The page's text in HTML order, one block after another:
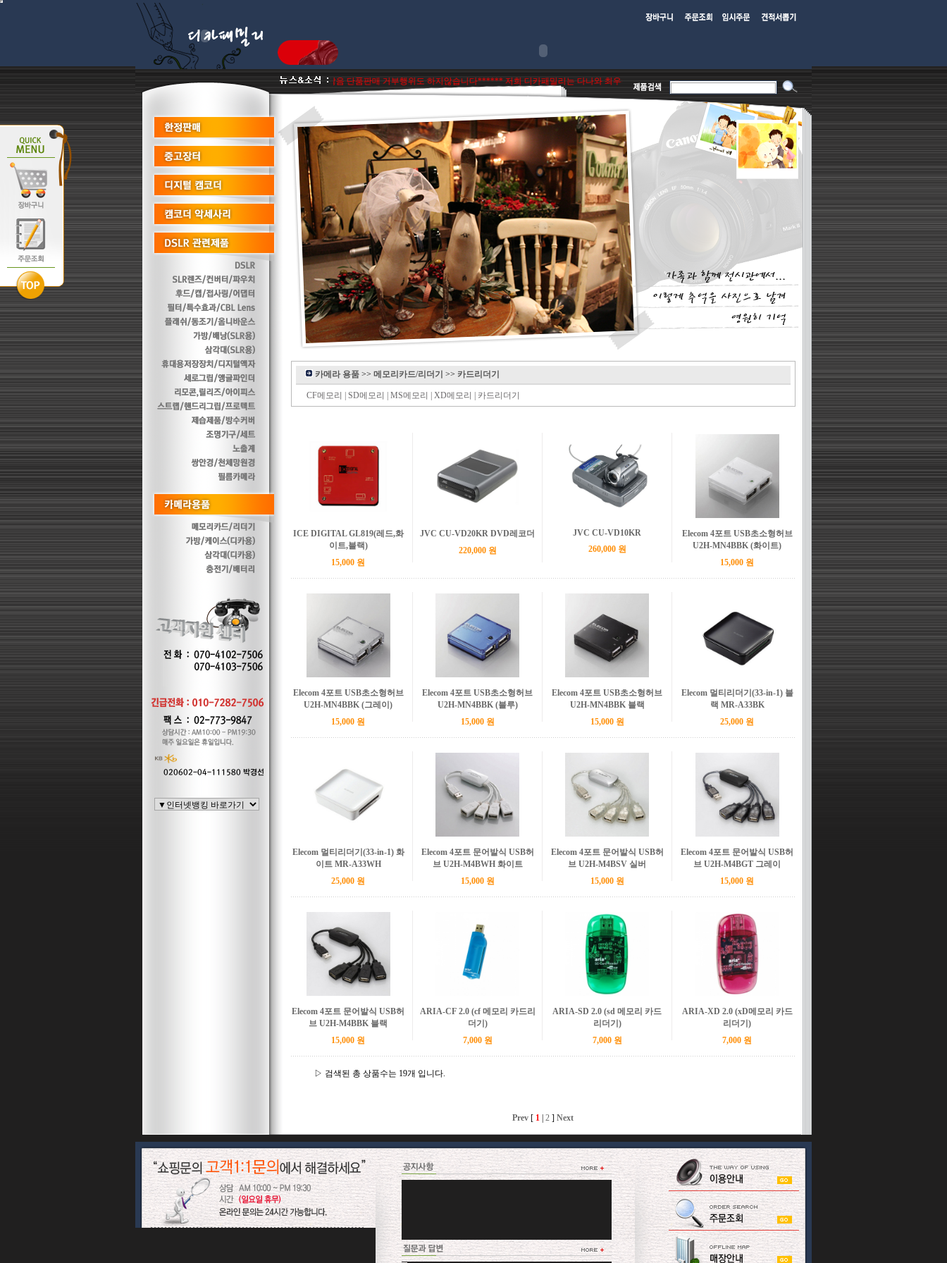
최우수파트너몰로서 이월상품 진열상품 리퍼비시 병행수입제품은취급판매하지않음 단품판매 거부행위도 하지않습니다****** 저희 디카패밀리는 다나와 최우수파트너몰로서 이월상품 진열상품 리퍼비시 병행수입제품은취급판매하지않음 단품판매
카메라 용품>> 메모리카드/리더기 >> 카드리더기
CF메모리 SD메모리 MS메모리 XD메모리 카드리더기
ICE DIGITAL GL819(레드,화
이트,블랙)
15,000 원
JVC CU-VD20KR DVD레코더
220,000 원
JVC CU-VD10KR
260,000 원
Elecom 4포트 USB초소형허브
U2H-MN4BBK (화이트)
15,000 원
Elecom 4포트 USB초소형허브
U2H-MN4BBK (그레이)
15,000 원
Elecom 4포트 USB초소형허브
U2H-MN4BBK (블루)
15,000 원
Elecom 4포트 USB초소형허브
U2H-MN4BBK 블랙
15,000 원
Elecom 멀티리더기(33-in-1) 블
랙 MR-A33BK
25,000 원
Elecom 멀티리더기(33-in-1) 화
이트 MR-A33WH
25,000 원
Elecom 4포트 문어발식 USB허
브 U2H-M4BWH 화이트
15,000 원
Elecom 4포트 문어발식 USB허
브 U2H-M4BSV 실버
15,000 원
Elecom 4포트 문어발식 USB허
브 U2H-M4BGT 그레이
15,000 원
Elecom 4포트 문어발식 USB허
브 U2H-M4BBK 블랙
15,000 원
ARIA-CF 2.0 (cf 메모리 카드리
더기)
7,000 원
ARIA-SD 2.0 (sd 메모리 카드
리더기)
7,000 원
ARIA-XD 2.0 (xD메모리 카드
리더기)
7,000 원
▷ 검색된 총 상품수는 19개 입니다.
Prev [ 1 2 ] Next